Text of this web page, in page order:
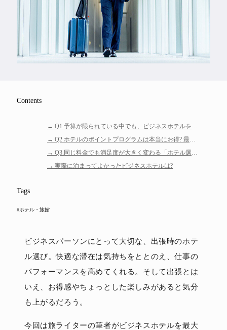
Contents
Q1.予算が限られている中でも、ビジネスホテルを快
は?
Q2.ホテルのポイントプログラムは本当にお得? 最も
Q3.同じ料金でも満足度が大きく変わる「ホテル選
実際に泊まってよかったビジネスホテルは?
Tags
#ホテル・旅館
ビジネスパーソンにとって大切な、出張時のホテ
ル選び。快適な滞在は気持ちをととのえ、仕事の
パフォーマンスを高めてくれる。そして出張とは
いえ、お得感やちょっとした楽しみがあると気分
も上がるだろう。
今回は旅ライターの筆者がビジネスホテルを最大